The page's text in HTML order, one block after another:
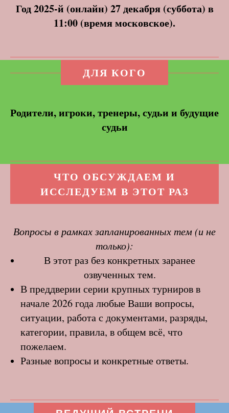
Год 2025-й (онлайн) 27 декабря (суббота) в
11:00 (время московское).
ДЛЯ КОГО
Родители, игроки, тренеры, судьи и будущие
судьи
ЧТО ОБСУЖДАЕМ И
ИССЛЕДУЕМ В ЭТОТ РАЗ
Вопросы в рамках запланированных тем (и не
только):
В этот раз без конкретных заранее
озвученных тем.
В преддверии серии крупных турниров в
начале 2026 года любые Ваши вопросы,
ситуации, работа с документами, разряды,
категории, правила, в общем всё, что
пожелаем.
Разные вопросы и конкретные ответы.